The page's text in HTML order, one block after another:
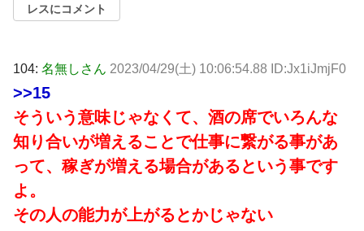
レスにコメント
104: 名無しさん 2023/04/29(土) 10:06:54.88 ID:Jx1iJmjF0
>>15
そういう意味じゃなくて、酒の席でいろんな
知り合いが増えることで仕事に繋がる事があ
って、稼ぎが増える場合があるという事です
よ。
その人の能力が上がるとかじゃない